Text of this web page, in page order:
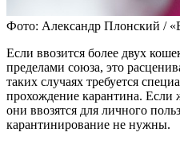
Фото: Александр Плонский /
Если ввозится более двух
пределами союза, это
таких случаях требуется
прохождение карантина.
они ввозятся для личного
карантинирование не нужны.